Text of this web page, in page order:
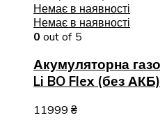
Немає в наявності
Немає в наявності
0 out of 5
Акумуляторна
Li BO Flex (без АКБ)
11999 ₴